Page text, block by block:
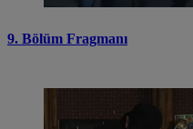
9. Bölüm Fragmanı